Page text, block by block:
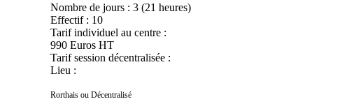
Nombre de jours : 3 (21 heures)
Effectif : 10
Tarif individuel au centre :
990 Euros HT
Tarif session décentralisée :
Lieu :
Rorthais ou Décentralisé